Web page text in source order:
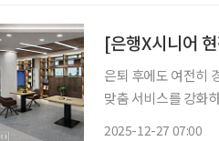
은퇴 후에도 여전히
맞춤 서비스를 강화
2025-12-27 07:00